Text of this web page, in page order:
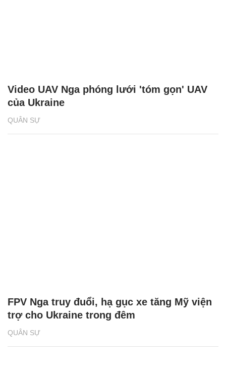
QUÂN SỰ
Video UAV Nga phóng lưới 'tóm gọn' UAV
của Ukraine
QUÂN SỰ
FPV Nga truy đuổi, hạ gục xe tăng Mỹ viện
trợ cho Ukraine trong đêm